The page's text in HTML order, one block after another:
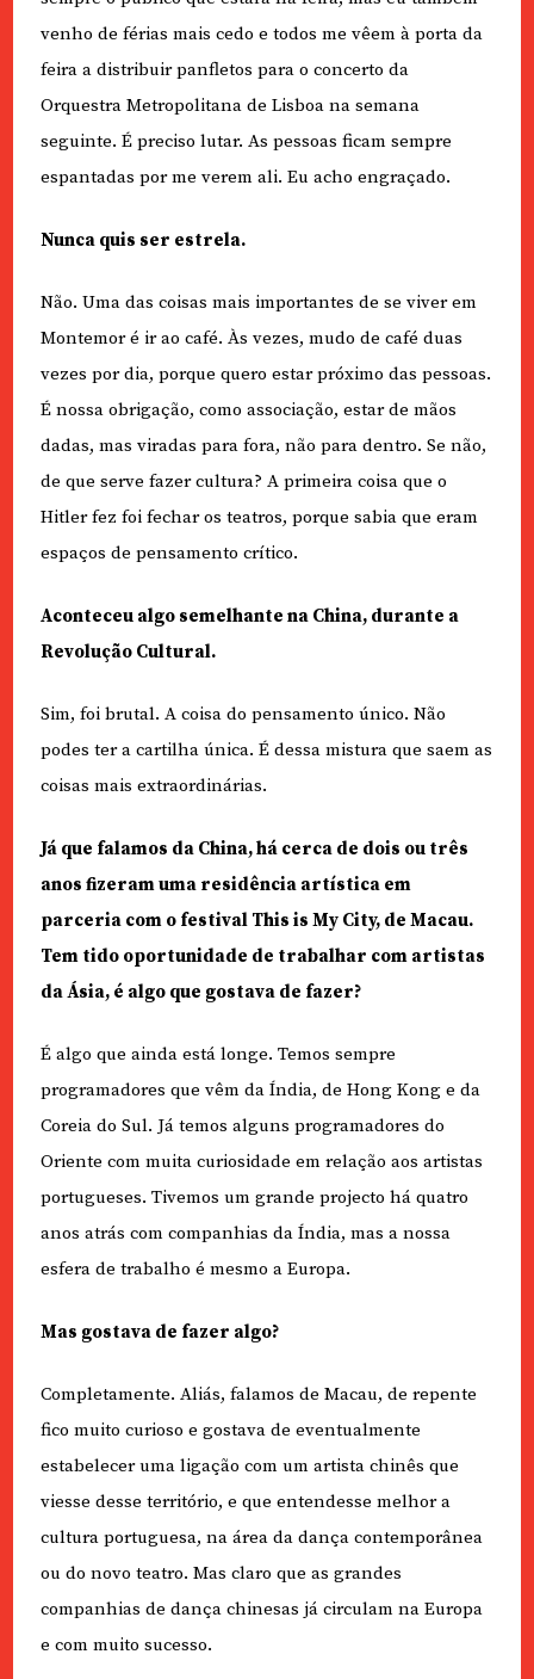
venho de férias mais cedo e todos me vêem à porta da
feira a distribuir panfletos para o concerto da
Orquestra Metropolitana de Lisboa na semana
seguinte. É preciso lutar. As pessoas ficam sempre
espantadas por me verem ali. Eu acho engraçado.
Nunca quis ser estrela.
Não. Uma das coisas mais importantes de se viver em
Montemor é ir ao café. Às vezes, mudo de café duas
vezes por dia, porque quero estar próximo das pessoas.
É nossa obrigação, como associação, estar de mãos
dadas, mas viradas para fora, não para dentro. Se não,
de que serve fazer cultura? A primeira coisa que o
Hitler fez foi fechar os teatros, porque sabia que eram
espaços de pensamento crítico.
Aconteceu algo semelhante na China, durante a
Revolução Cultural.
Sim, foi brutal. A coisa do pensamento único. Não
podes ter a cartilha única. É dessa mistura que saem as
coisas mais extraordinárias.
Já que falamos da China, há cerca de dois ou três
anos fizeram uma residência artística em
parceria com o festival This is My City, de Macau.
Tem tido oportunidade de trabalhar com artistas
da Ásia, é algo que gostava de fazer?
É algo que ainda está longe. Temos sempre
programadores que vêm da Índia, de Hong Kong e da
Coreia do Sul. Já temos alguns programadores do
Oriente com muita curiosidade em relação aos artistas
portugueses. Tivemos um grande projecto há quatro
anos atrás com companhias da Índia, mas a nossa
esfera de trabalho é mesmo a Europa.
Mas gostava de fazer algo?
Completamente. Aliás, falamos de Macau, de repente
fico muito curioso e gostava de eventualmente
estabelecer uma ligação com um artista chinês que
viesse desse território, e que entendesse melhor a
cultura portuguesa, na área da dança contemporânea
ou do novo teatro. Mas claro que as grandes
companhias de dança chinesas já circulam na Europa
e com muito sucesso.